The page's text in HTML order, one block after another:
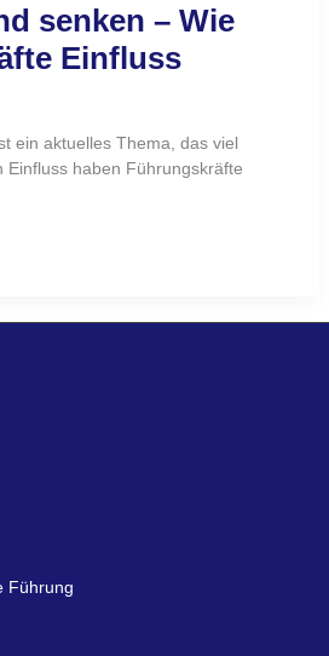
senken – Wie
Einfluss
ein aktuelles Thema, das viel
Einfluss haben Führungskräfte
Führung